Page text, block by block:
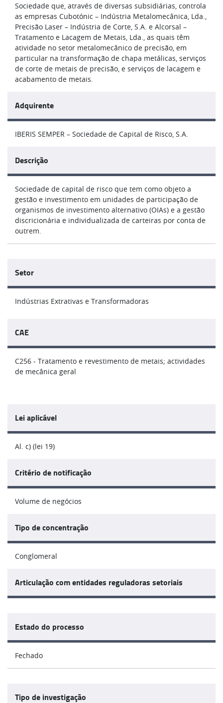
Sociedade que, através de diversas subsidiárias, controla
as empresas Cubotónic – Indústria Metalomecânica, Lda.,
Precisão Laser – Indústria de Corte, S.A. e Alcorsal –
Tratamento e Lacagem de Metais, Lda., as quais têm
atividade no setor metalomecânico de precisão, em
particular na transformação de chapa metálicas, serviços
de corte de metais de precisão, e serviços de lacagem e
acabamento de metais.
Adquirente
IBERIS SEMPER – Sociedade de Capital de Risco, S.A.
Descrição
Sociedade de capital de risco que tem como objeto a
gestão e investimento em unidades de participação de
organismos de investimento alternativo (OIAs) e a gestão
discricionária e individualizada de carteiras por conta de
outrem.
Setor
Indústrias Extrativas e Transformadoras
CAE
C256 - Tratamento e revestimento de metais; actividades
de mecânica geral
Lei aplicável
Al. c) (lei 19)
Critério de notificação
Volume de negócios
Tipo de concentração
Conglomeral
Articulação com entidades reguladoras setoriais
Estado do processo
Fechado
Tipo de investigação